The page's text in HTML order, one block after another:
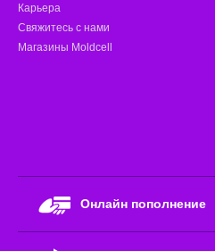
Карьера
Свяжитесь с нами
Магазины Moldcell
Онлайн пополнение